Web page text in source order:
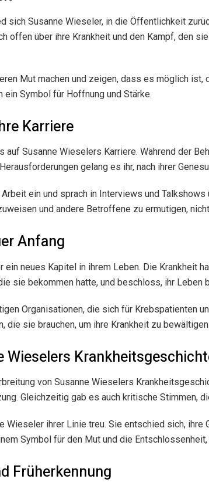
sich Susanne Wieseler, in die Öffentlichkeit
offen über ihre Krankheit und den Kampf, den
Mut machen und zeigen, dass es möglich
ein Symbol für Hoffnung und Stärke.
Karriere
auf Susanne Wieselers Karriere. Während der
gelang es ihr, nach ihrer
ein und sprach in Interviews und
und andere Betroffene zu ermutigen,
Anfang
ein neues Kapitel in ihrem Leben. Die Krankheit
sie bekommen hatte, und beschloss, ihr Leben
Organisationen, die sich für Krebspatienten
sie brauchen, um ihre Krankheit zu bewältigen.
Wieselers
von Susanne Wieselers
Gleichzeitig gab es auch kritische Stimmen,
ihrer Linie treu. Sie entschied sich, ihre
Symbol für den Mut und die
Früherkennung